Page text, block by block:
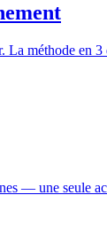
méthode en
— une seule